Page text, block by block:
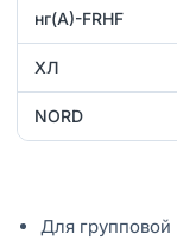
нг(А)-FRHF
ХЛ
NORD
Для групповой